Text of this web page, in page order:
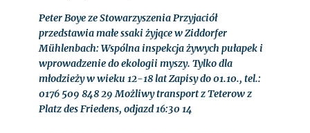
Peter Boye ze Stowarzyszenia Przyjaciół
przedstawia małe ssaki żyjące w Ziddorfer
Mühlenbach: Wspólna inspekcja żywych pułapek i
wprowadzenie do ekologii myszy. Tylko dla
młodzieży w wieku 12-18 lat Zapisy do 01.10., tel.:
0176 509 848 29 Możliwy transport z Teterow z
Platz des Friedens, odjazd 16:30 14